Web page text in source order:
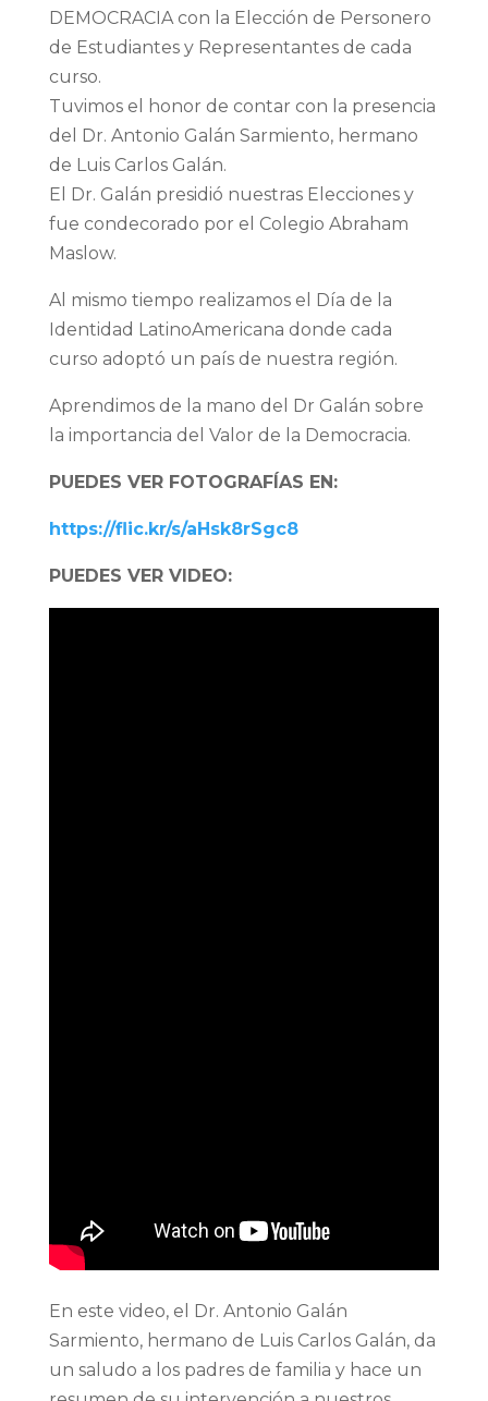
DEMOCRACIA con la Elección de Personero
de Estudiantes y Representantes de cada
curso.
Tuvimos el honor de contar con la presencia
del Dr. Antonio Galán Sarmiento, hermano
de Luis Carlos Galán.
El Dr. Galán presidió nuestras Elecciones y
fue condecorado por el Colegio Abraham
Maslow.
Al mismo tiempo realizamos el Día de la
Identidad LatinoAmericana donde cada
curso adoptó un país de nuestra región.
Aprendimos de la mano del Dr Galán sobre
la importancia del Valor de la Democracia.
PUEDES VER FOTOGRAFÍAS EN:
https://flic.kr/s/aHsk8rSgc8
PUEDES VER VIDEO:
En este video, el Dr. Antonio Galán
Sarmiento, hermano de Luis Carlos Galán, da
un saludo a los padres de familia y hace un